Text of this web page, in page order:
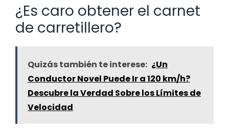
¿Es caro obtener el carnet
de carretillero?
Quizás también te interese: ¿Un
Conductor Novel Puede Ir a 120 km/h?
Descubre la Verdad Sobre los Límites de
Velocidad